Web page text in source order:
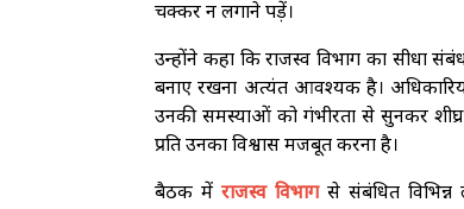
चक्कर न लगाने पड़ें।
उन्होंने कहा कि राजस्व विभाग का सीधा
बनाए रखना अत्यंत आवश्यक है।
उनकी समस्याओं को गंभीरता से सुनकर शीघ्र
प्रति उनका विश्वास मजबूत करना है।
बैठक में राजस्व विभागसे संबंधित विभिन्न